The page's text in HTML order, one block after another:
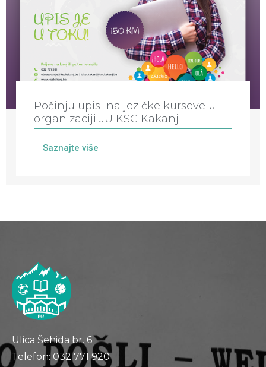
Počinju upisi na jezičke kurseve u
organizaciji JU KSC Kakanj
Saznajte više
Ulica Šehida br. 6
Telefon: 032 771 920